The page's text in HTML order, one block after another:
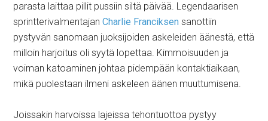
parasta laittaa pillit pussiin siltä päivää. Legendaarisen
sprintterivalmentajanCharlie Franciksen sanottiin
pystyvän sanomaan juoksijoiden askeleiden äänestä, että
milloin harjoitus oli syytä lopettaa. Kimmoisuuden ja
voiman katoaminen johtaa pidempään kontaktiaikaan,
mikä puolestaan ilmeni askeleen äänen muuttumisena.
Joissakin harvoissa lajeissa tehontuottoa pystyy